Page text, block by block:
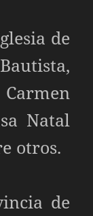
de
Natal
otros.
de